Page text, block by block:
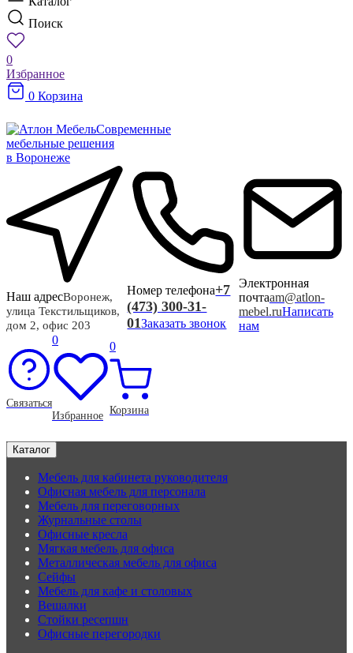
Поиск
0
Избранное
0 Корзина
Современные
мебельные решения
в Воронеже
Наш адресВоронеж,
улица Текстильщиков,
дом 2, офис 203
Номер телефона+7
(473) 300-31-
01Заказать звонок
Электронная
почтаam@atlon-
mebel.ruНаписать
нам
Связаться
0
Избранное
0
Корзина
Каталог
Мебель для кабинета руководителя
Офисная мебель для персонала
Мебель для переговорных
Журнальные столы
Офисные кресла
Мягкая мебель для офиса
Металлическая мебель для офиса
Сейфы
Мебель для кафе и столовых
Вешалки
Стойки ресепшн
Офисные перегородки